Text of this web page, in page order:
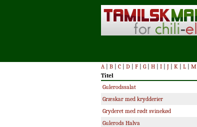
A B C D F G H I J K L M
Titel
Gulerodssalat
Græskar med krydderier
Gryderet med rødt svinekød
Gulerods Halva